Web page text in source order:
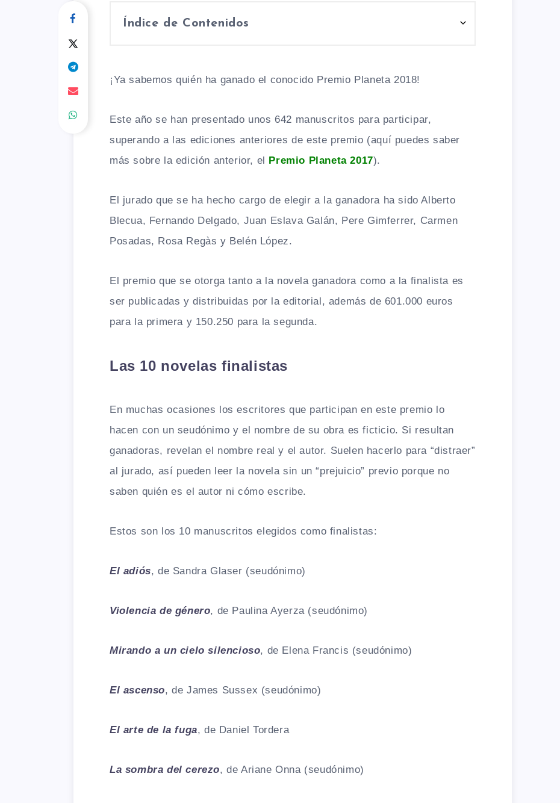
Índice de Contenidos
¡Ya sabemos quién ha ganado el conocido Premio Planeta 2018!
Este año se han presentado unos 642 manuscritos para participar,
superando a las ediciones anteriores de este premio (aquí puedes saber
más sobre la edición anterior, el Premio Planeta 2017).
El jurado que se ha hecho cargo de elegir a la ganadora ha sido Alberto
Blecua, Fernando Delgado, Juan Eslava Galán, Pere Gimferrer, Carmen
Posadas, Rosa Regàs y Belén López.
El premio que se otorga tanto a la novela ganadora como a la finalista es
ser publicadas y distribuidas por la editorial, además de 601.000 euros
para la primera y 150.250 para la segunda.
Las 10 novelas finalistas
En muchas ocasiones los escritores que participan en este premio lo
hacen con un seudónimo y el nombre de su obra es ficticio. Si resultan
ganadoras, revelan el nombre real y el autor. Suelen hacerlo para “distraer”
al jurado, así pueden leer la novela sin un “prejuicio” previo porque no
saben quién es el autor ni cómo escribe.
Estos son los 10 manuscritos elegidos como finalistas:
El adiós, de Sandra Glaser (seudónimo)
Violencia de género, de Paulina Ayerza (seudónimo)
Mirando a un cielo silencioso, de Elena Francis (seudónimo)
El ascenso, de James Sussex (seudónimo)
El arte de la fuga, de Daniel Tordera
La sombra del cerezo, de Ariane Onna (seudónimo)